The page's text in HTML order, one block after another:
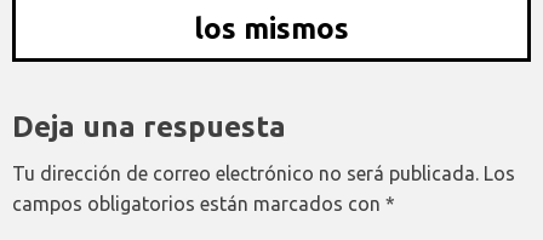
los mismos
Deja una respuesta
Tu dirección de correo electrónico no será publicada. Los
campos obligatorios están marcados con *